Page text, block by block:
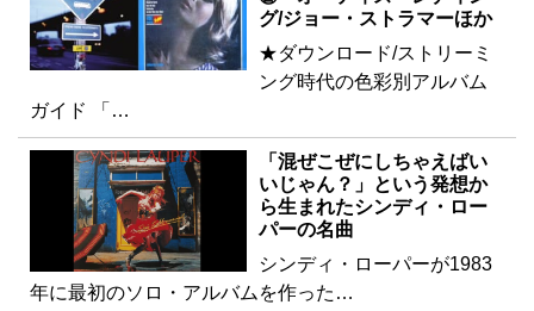
グ/ジョー・ストラマーほか
★ダウンロード/ストリーミ
ング時代の色彩別アルバム
ガイド 「…
「混ぜこぜにしちゃえばい
いじゃん？」という発想か
ら生まれたシンディ・ロー
パーの名曲
シンディ・ローパーが1983
年に最初のソロ・アルバムを作った…